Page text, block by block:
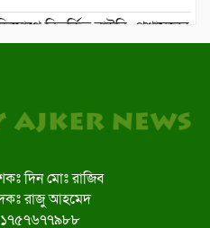
বিতর্কিত বাউবি: প্রশাসনের
দিন মোঃ রাজিব
রাজু আহমেদ